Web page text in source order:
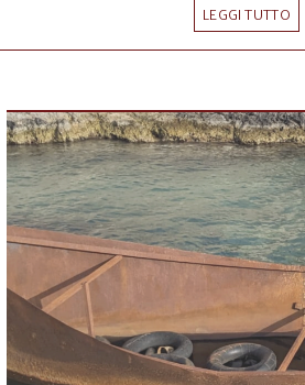
LEGGI TUTTO